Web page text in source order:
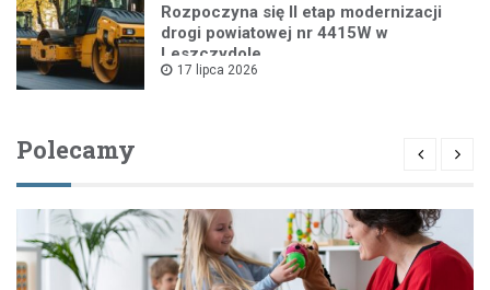
Rozpoczyna się II etap modernizacji
drogi powiatowej nr 4415W w
Leszczydole
17 lipca 2026
Polecamy